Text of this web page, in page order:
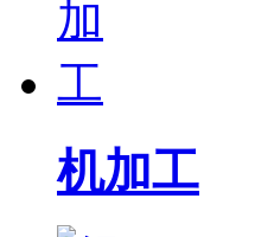
机加工